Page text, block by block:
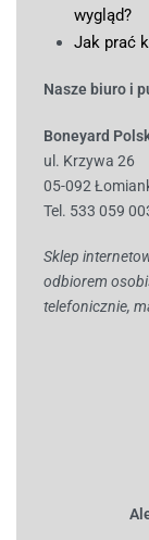
wygląd?
Jak prać
Nasze biuro i
Boneyard
ul. Krzywa 26
05-092
Tel. 533 059
Sklep
odbiorem
telefonicznie,